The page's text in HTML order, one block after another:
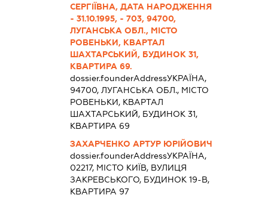
СЕРГІЇВНА, ДАТА НАРОДЖЕННЯ
- 31.10.1995, - 703, 94700,
ЛУГАНСЬКА ОБЛ., МІСТО
РОВЕНЬКИ, КВАРТАЛ
ШАХТАРСЬКИЙ, БУДИНОК 31,
КВАРТИРА 69.
dossier.founderAddressУКРАЇНА,
94700, ЛУГАНСЬКА ОБЛ., МІСТО
РОВЕНЬКИ, КВАРТАЛ
ШАХТАРСЬКИЙ, БУДИНОК 31,
КВАРТИРА 69
ЗАХАРЧЕНКО АРТУР ЮРІЙОВИЧ
dossier.founderAddressУКРАЇНА,
02217, МІСТО КИЇВ, ВУЛИЦЯ
ЗАКРЕВСЬКОГО, БУДИНОК 19-В,
КВАРТИРА 97